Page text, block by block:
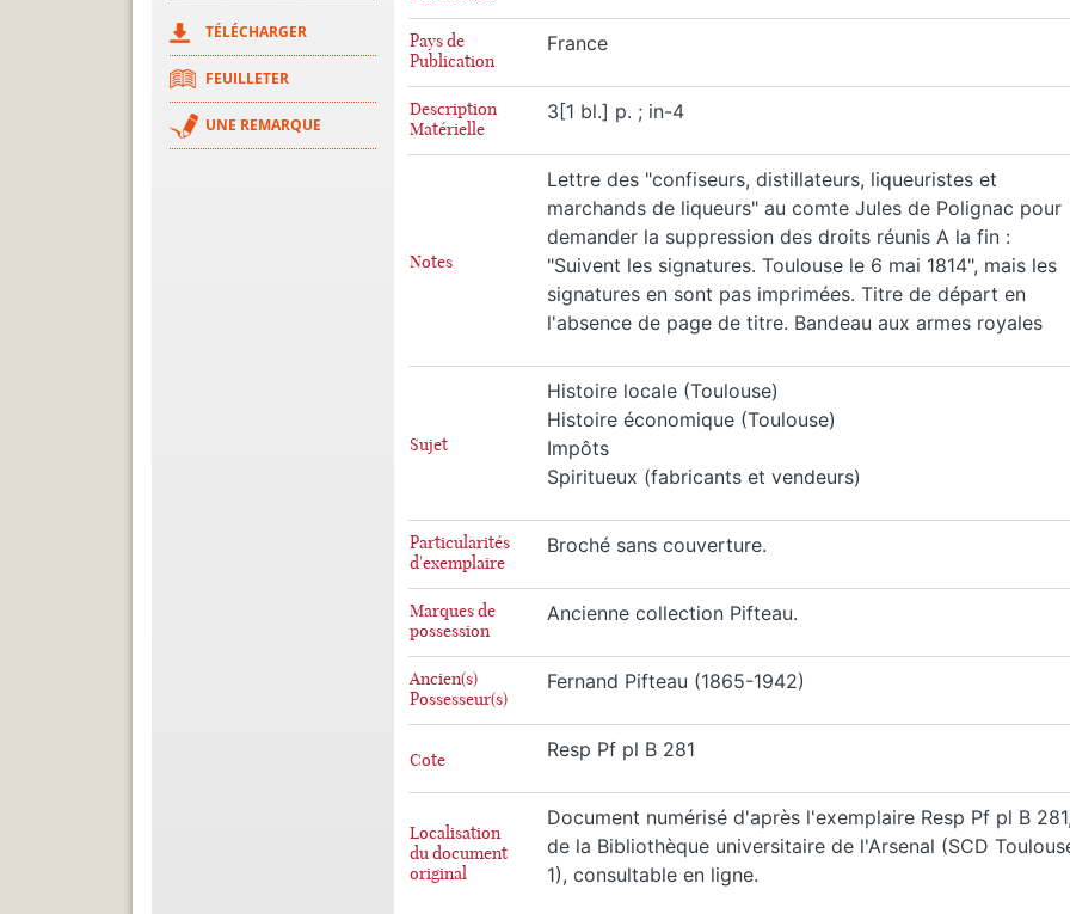
TÉLÉCHARGER
FEUILLETER
UNE REMARQUE
Pays de
Publication
France
Description
Matérielle
3[1 bl.] p. ; in-4
Notes
Lettre des "confiseurs, distillateurs, liqueuristes et
marchands de liqueurs" au comte Jules de Polignac pour
demander la suppression des droits réunis A la fin :
"Suivent les signatures. Toulouse le 6 mai 1814", mais les
signatures en sont pas imprimées. Titre de départ en
l'absence de page de titre. Bandeau aux armes royales
Sujet
Histoire locale (Toulouse)
Histoire économique (Toulouse)
Impôts
Spiritueux (fabricants et vendeurs)
Particularités
d'exemplaire
Broché sans couverture.
Marques de
possession
Ancienne collection Pifteau.
Ancien(s)
Possesseur(s)
Fernand Pifteau (1865-1942)
Cote Resp Pf pl B 281
Localisation
du document
original
Document numérisé d'après l'exemplaire Resp Pf pl B
de la Bibliothèque universitaire de l'Arsenal (SCD
1), consultable en ligne.